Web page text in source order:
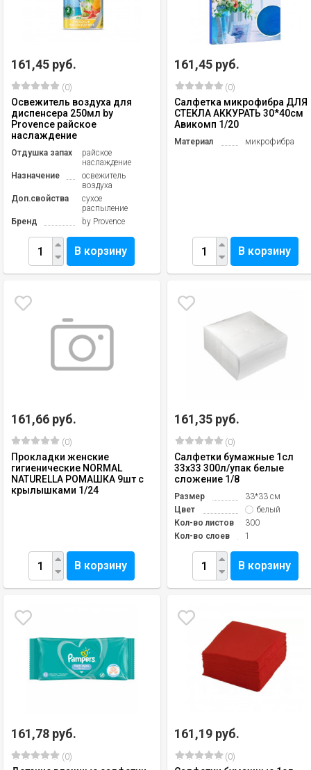
161,45 руб.
(0)
Освежитель воздуха для
диспенсера 250мл by
Provence райское
наслаждение
Отдушка запах
райское
наслаждение
Назначение
освежитель
воздуха
Доп.свойства
сухое
распыление
Бренд
by Provence
В корзину
161,45 руб.
(0)
Салфетка микрофибра ДЛЯ
СТЕКЛА АККУРАТЬ 30*40см
Авикомп 1/20
Материал микрофибра
В корзину
161,66 руб.
(0)
Прокладки женские
гигиенические NORMAL
NATURELLA РОМАШКА 9шт с
крылышками 1/24
В корзину
161,35 руб.
(0)
Салфетки бумажные 1сл
33х33 300л/упак белые
сложение 1/8
Размер
33*33 см
Цвет
белый
Кол-во листов
300
Кол-во слоев
1
В корзину
161,78 руб.
(0)
161,19 руб.
(0)